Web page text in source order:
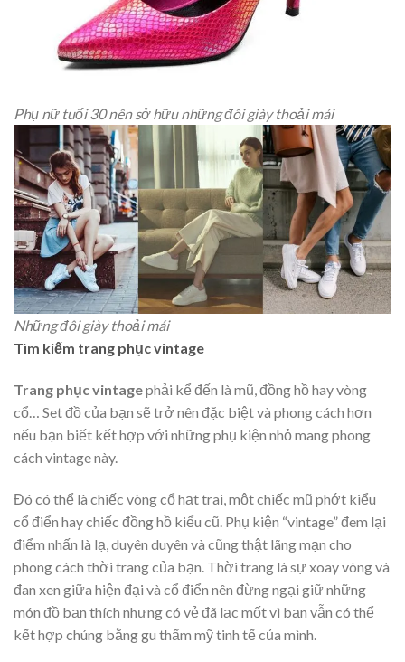
Phụ nữ tuổi 30 nên sở hữu những đôi giày thoải mái
Những đôi giày thoải mái
Tìm kiếm trang phục vintage
Trang phục vintagephải kể đến là mũ, đồng hồ hay vòng
cổ… Set đồ của bạn sẽ trở nên đặc biệt và phong cách hơn
nếu bạn biết kết hợp với những phụ kiện nhỏ mang phong
cách vintage này.
Đó có thể là chiếc vòng cổ hạt trai, một chiếc mũ phớt kiểu
cổ điển hay chiếc đồng hồ kiểu cũ. Phụ kiện “vintage” đem lại
điểm nhấn là lạ, duyên duyên và cũng thật lãng mạn cho
phong cách thời trang của bạn. Thời trang là sự xoay vòng và
đan xen giữa hiện đại và cổ điển nên đừng ngại giữ những
món đồ bạn thích nhưng có vẻ đã lạc mốt vì bạn vẫn có thể
kết hợp chúng bằng gu thẩm mỹ tinh tế của mình.